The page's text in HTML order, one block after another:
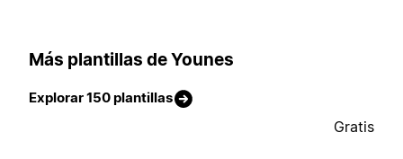
Más plantillas de Younes
Explorar 150 plantillas
Gratis